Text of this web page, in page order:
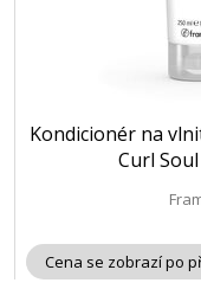
Kondicionér na
Curl
Cena se zobrazí po